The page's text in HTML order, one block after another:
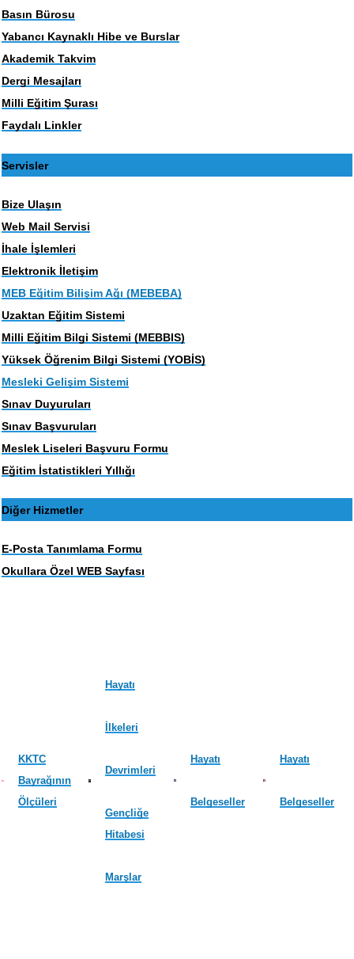
Basın Bürosu
Yabancı Kaynaklı Hibe ve Burslar
Akademik Takvim
Dergi Mesajları
Milli Eğitim Şurası
Faydalı Linkler
Servisler
Bize Ulaşın
Web Mail Servisi
İhale İşlemleri
Elektronik İletişim
MEB Eğitim Bilişim Ağı (MEBEBA)
Uzaktan Eğitim Sistemi
Milli Eğitim Bilgi Sistemi (MEBBIS)
Yüksek Öğrenim Bilgi Sistemi (YOBİS)
Mesleki Gelişim Sistemi
Sınav Duyuruları
Sınav Başvuruları
Meslek Liseleri Başvuru Formu
Eğitim İstatistikleri Yıllığı
Diğer Hizmetler
E-Posta Tanımlama Formu
Okullara Özel WEB Sayfası
KKTC
Bayrağının
Ölçüleri
Hayatı
İlkeleri
Devrimleri
Gençliğe
Hitabesi
Marşlar
Hayatı
Belgeseller
Hayatı
Belgeseller